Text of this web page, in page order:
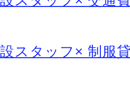
スタッフ× 制服